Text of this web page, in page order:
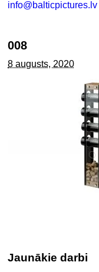
info@balticpictures.lv
008
8 augusts, 2020
Jaunākie darbi